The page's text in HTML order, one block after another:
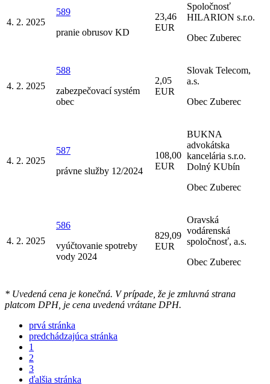
4. 2. 2025
589
pranie obrusov KD
23,46
EUR
Spoločnosť
HILARION s.r.o.
Obec Zuberec
4. 2. 2025
588
zabezpečovací systém
obec
2,05
EUR
Slovak Telecom,
a.s.
Obec Zuberec
4. 2. 2025
587
právne služby 12/2024
108,00
EUR
BUKNA
advokátska
kancelária s.r.o.
Dolný KUbín
Obec Zuberec
4. 2. 2025
586
vyúčtovanie spotreby
vody 2024
829,09
EUR
Oravská
vodárenská
spoločnosť, a.s.
Obec Zuberec
* Uvedená cena je konečná. V prípade, že je zmluvná strana
platcom DPH, je cena uvedená vrátane DPH.
prvá stránka
predchádzajúca stránka
1
2
3
ďalšia stránka